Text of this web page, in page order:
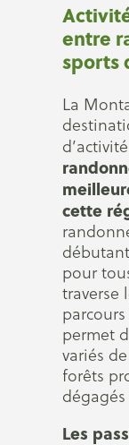
entre
sports
La
cette
pour
traverse
permet
variés
forêts
Les